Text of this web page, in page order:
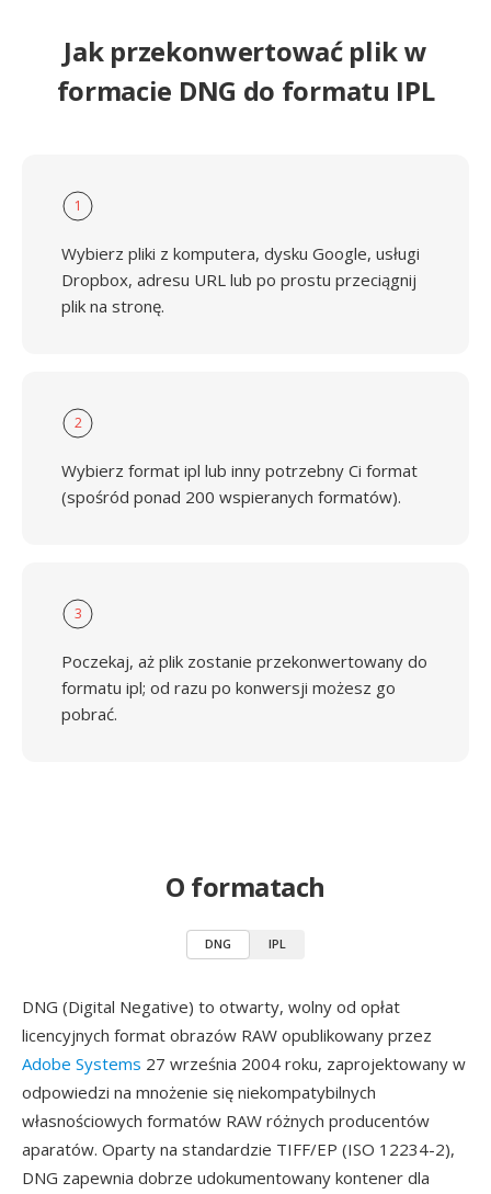
Jak przekonwertować plik w
formacie DNG do formatu IPL
1
Wybierz pliki z komputera, dysku Google, usługi
Dropbox, adresu URL lub po prostu przeciągnij
plik na stronę.
2
Wybierz format ipl lub inny potrzebny Ci format
(spośród ponad 200 wspieranych formatów).
3
Poczekaj, aż plik zostanie przekonwertowany do
formatu ipl; od razu po konwersji możesz go
pobrać.
O formatach
DNG IPL
DNG (Digital Negative) to otwarty, wolny od opłat
licencyjnych format obrazów RAW opublikowany przez
Adobe Systems 27 września 2004 roku, zaprojektowany w
odpowiedzi na mnożenie się niekompatybilnych
własnościowych formatów RAW różnych producentów
aparatów. Oparty na standardzie TIFF/EP (ISO 12234-2),
DNG zapewnia dobrze udokumentowany kontener dla